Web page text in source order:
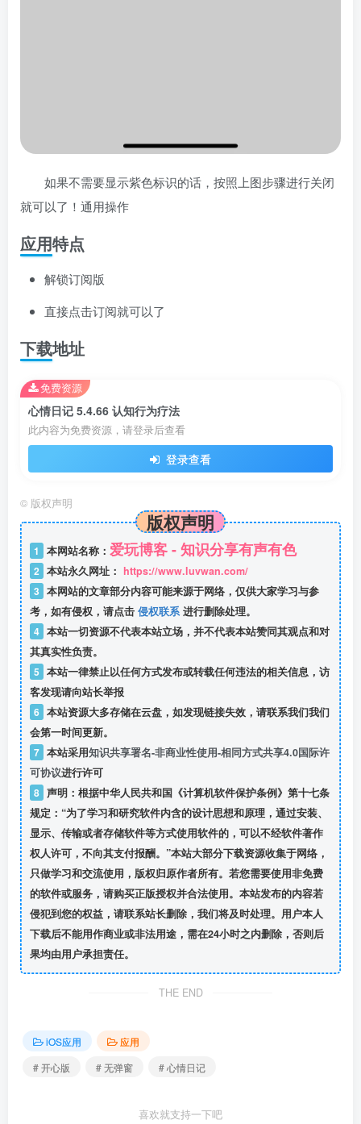
如果不需要显示紫色标识的话，按照上图步骤进行关闭
就可以了！通用操作
应用特点
解锁订阅版
直接点击订阅就可以了
下载地址
心情日记 5.4.66 认知行为疗法
此内容为免费资源，请登录后查看
登录查看
免费资源
© 版权声明
版权声明
1 本网站名称： 爱玩博客 - 知识分享有声有色
2 本站永久网址： https://www.luvwan.com/
3 本网站的文章部分内容可能来源于网络，仅供大家学习与参
考，如有侵权，请点击 侵权联系进行删除处理。
4 本站一切资源不代表本站立场，并不代表本站赞同其观点和对
其真实性负责。
5 本站一律禁止以任何方式发布或转载任何违法的相关信息，访
客发现请向站长举报
6 本站资源大多存储在云盘，如发现链接失效，请联系我们我们
会第一时间更新。
7 本站采用知识共享署名-非商业性使用-相同方式共享4.0国际许
可协议进行许可
8 声明：根据中华人民共和国《计算机软件保护条例》第十七条
规定：“为了学习和研究软件内含的设计思想和原理，通过安装、
显示、传输或者存储软件等方式使用软件的，可以不经软件著作
权人许可，不向其支付报酬。”本站大部分下载资源收集于网络，
只做学习和交流使用，版权归原作者所有。若您需要使用非免费
的软件或服务，请购买正版授权并合法使用。本站发布的内容若
侵犯到您的权益，请联系站长删除，我们将及时处理。用户本人
下载后不能用作商业或非法用途，需在24小时之内删除，否则后
果均由用户承担责任。
THE END
iOS应用
应用
# 开心版
# 无弹窗 # 心情日记
喜欢就支持一下吧